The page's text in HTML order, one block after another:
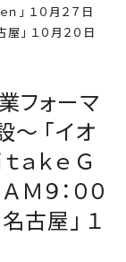
ｎ」 １０月２７日
屋」 １０月２０日
フォーマ
～ 「イオ
ａｋｅ Ｇ
Ｍ９：００
古屋」 １